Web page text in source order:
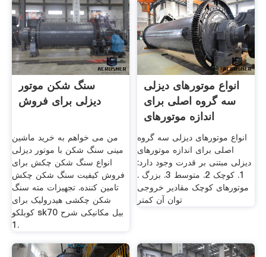
سنگ شکن موتور
دیزلی برای فروش
من می خواهم به خرید ماشین
مینی سنگ شکن با موتور دیزلی
انواع سنگ شکن چکش برای
فروش کیفیت سنگ شکن چکش
تامین کننده. تجهیزات مته سنگ
شکن چکشی هیدرولیک برای
کوبلکو sk70 بیل مکانیکی شرح
1.
انواع موتورهای دیزلی
سه گروه اصلی برای
اندازه موتورهای
انواع موتورهای دیزلی سه گروه
اصلی برای اندازه موتورهای
دیزلی مبتنی بر قدرت وجود دارد:
1. کوچک 2. متوسط 3. بزرگ .
موتورهای کوچک مقادیر خروجی
توان آن کمتر